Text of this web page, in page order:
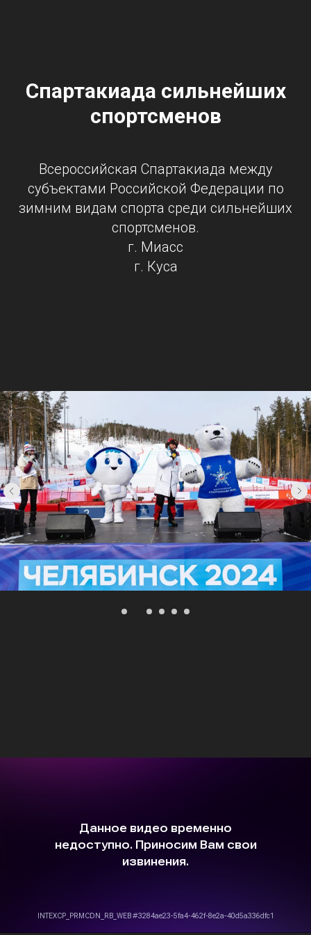
Спартакиада сильнейших
спортсменов
Всероссийская Спартакиада между
субъектами Российской Федерации по
зимним видам спорта среди сильнейших
спортсменов.
г. Миасс
г. Куса